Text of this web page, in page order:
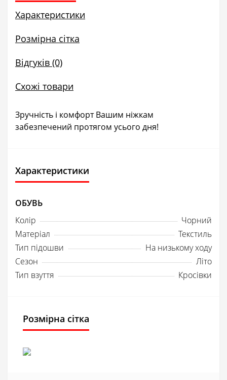
Характеристики
Розмірна сітка
Відгуків (0)
Схожі товари
Зручність і комфорт Вашим ніжкам
забезпечений протягом усього дня!
Характеристики
ОБУВЬ
Колір
Чорний
Матеріал
Текстиль
Тип підошви
На низькому ходу
Сезон
Літо
Тип взуття
Кросівки
Розмірна сітка